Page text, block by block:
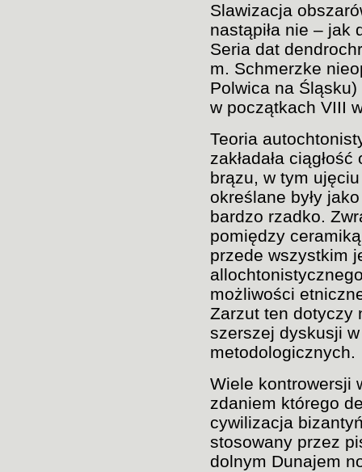
Slawizacja
nastąpiła nie – jak
Seria dat
m. Schmerzke
Polwica na Śląsku)
w początkach VIII
Teoria
zakładała
brązu, w tym
określane były
bardzo rzadko.
pomiędzy
przede wszystkim
możliwości
Zarzut ten dotyczy
szerszej dyskusji
metodologicznych.
Wiele kontrowersji
zdaniem którego
cywilizacja
stosowany przez
dolnym Dunajem